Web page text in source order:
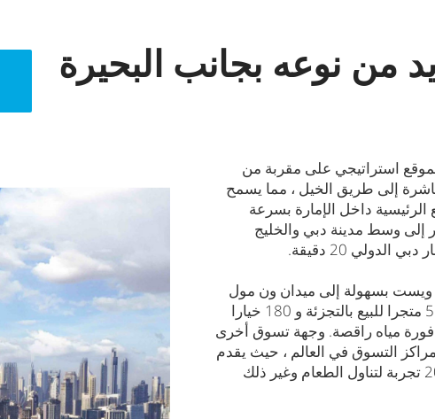
من نوعه بجانب البحيرة
استراتيجي على مقربة من
إلى طريق الخيل ، مما يسمح
داخل الإمارة بسرعة
وسط مدينة دبي والخليج
بسهولة إلى ميدان ون مول
الذي سيستضيف أكثر من 550 متجرا للبيع بالتجزئة و 180 خيارا
مياه راقصة. وجهة تسوق أخرى
التسوق في العالم ، حيث يقدم
1200 متجر بيع بالتجزئة و 200 تجربة لتناول الطعام وغير ذلك